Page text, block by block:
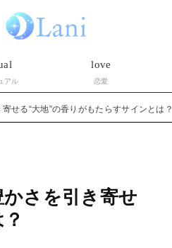
アル
love
恋愛
せる“大地”の香りがもたらすサインとは？
さを引き寄せ